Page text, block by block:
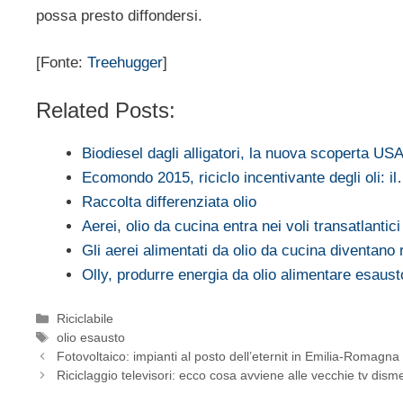
possa presto diffondersi.
[Fonte: Treehugger]
Related Posts:
Biodiesel dagli alligatori, la nuova scoperta USA
Ecomondo 2015, riciclo incentivante degli oli:
Raccolta differenziata olio
Aerei, olio da cucina entra nei voli transatlantici
Gli aerei alimentati da olio da cucina diventano
Olly, produrre energia da olio alimentare
Categorie
Riciclabile
Tag
olio esausto
Fotovoltaico: impianti al posto dell’eternit in Emilia-Romagna
Riciclaggio televisori: ecco cosa avviene alle vecchie tv